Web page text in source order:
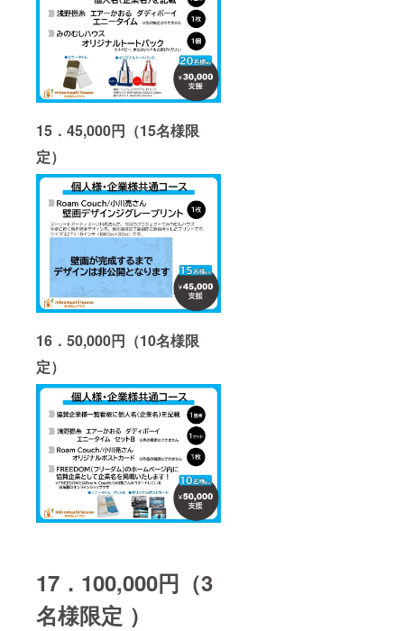
15．45,000円（15名様限
定）
16．50,000円（10名様限
定）
17．100,000円（3
名様限定 ）